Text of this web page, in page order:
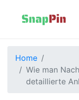
Home
Wie man
detaillierte